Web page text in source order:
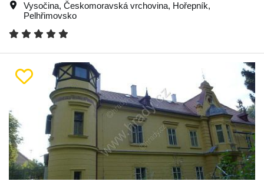
Vysočina, Českomoravská vrchovina, Hořepník,
Pelhřimovsko